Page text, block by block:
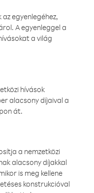
egyenlegéhez,
A egyenleggel a
a világ
hívások
alacsony díjaival a
át.
a nemzetközi
alacsony díjakkal
is meg kellene
konstrukcióval